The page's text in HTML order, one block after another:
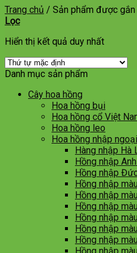
Trang chủ / Sản phẩm được gắn
Lọc
Hiển thị kết quả duy nhất
Danh mục sản phẩm
Cây hoa hồng
Hoa hồng bụi
Hoa hồng cổ Việt
Hoa hồng leo
Hoa hồng nhập ngoại
Hàng nhập Hà
Hồng nhập
Hồng nhập
Hồng nhập
Hồng nhập
Hồng nhập
Hồng nhập
Hồng nhập
Hồng nhập